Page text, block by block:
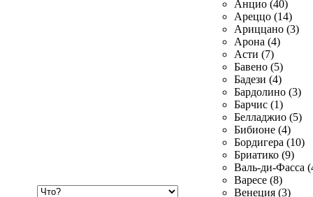
Анцио (40)
Ареццо (14)
Ариццано (3)
Арона (4)
Асти (7)
Бавено (5)
Бадези (4)
Бардолино (3)
Барчис (1)
Белладжио (5)
Бибионе (4)
Бордигера (10)
Бриатико (9)
Валь-ди-Фасса
Варесе (8)
Венеция (3)